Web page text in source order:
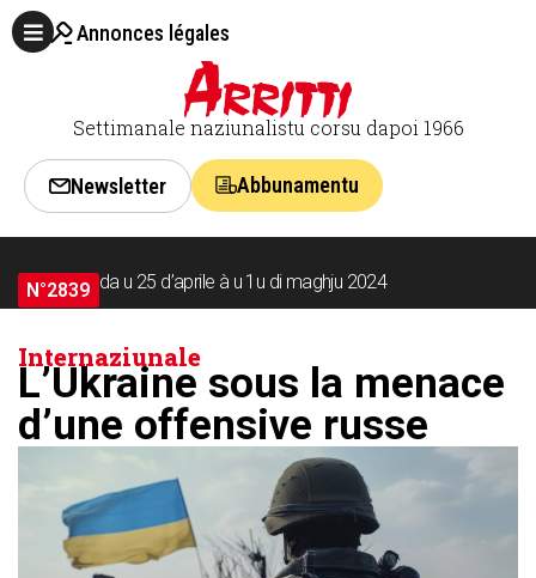
Annonces légales
Settimanale naziunalistu corsu dapoi 1966
Newsletter Abbunamentu
N°2839 da u 25 d’aprile à u 1u di maghju 2024
Internaziunale
L’Ukraine sous la menace
d’une offensive russe